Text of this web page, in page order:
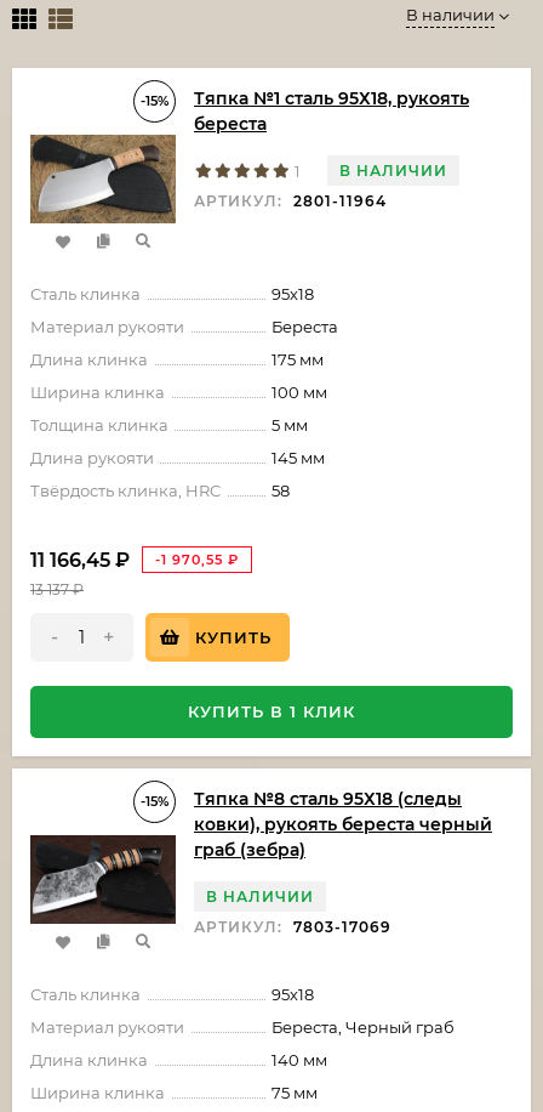
В наличии
-15%
Тяпка №1 сталь 95Х18, рукоять
береста
1
В НАЛИЧИИ
АРТИКУЛ:
2801-11964
Сталь клинка
95х18
Материал рукояти
Береста
Длина клинка
175 мм
Ширина клинка
100 мм
Толщина клинка
5 мм
Длина рукояти
145 мм
Твёрдость клинка, HRC
58
11 166,45 ₽ -1 970,55 ₽
13 137₽
- + КУПИТЬ
КУПИТЬ В 1 КЛИК
-15%
Тяпка №8 сталь 95Х18 (следы
ковки), рукоять береста черный
граб (зебра)
В НАЛИЧИИ
АРТИКУЛ:
7803-17069
Сталь клинка
95х18
Материал рукояти
Береста, Черный граб
Длина клинка
140 мм
Ширина клинка
75 мм